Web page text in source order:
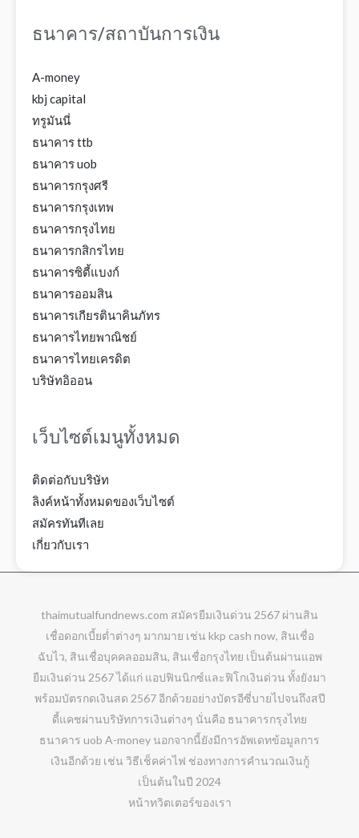
ธนาคาร/สถาบันการเงิน
A-money
kbj capital
ทรูมันนี่
ธนาคาร ttb
ธนาคาร uob
ธนาคารกรุงศรี
ธนาคารกรุงเทพ
ธนาคารกรุงไทย
ธนาคารกสิกรไทย
ธนาคารซิตี้แบงก์
ธนาคารออมสิน
ธนาคารเกียรตินาคินภัทร
ธนาคารไทยพาณิชย์
ธนาคารไทยเครดิต
บริษัทอิออน
เว็บไซต์เมนูทั้งหมด
ติดต่อกับบริษัท
ลิงค์หน้าทั้งหมดของเว็บไซต์
สมัครทันทีเลย
เกี่ยวกับเรา
thaimutualfundnews.com สมัครยืมเงินด่วน 2567 ผ่านสิน
เชื่อดอกเบี้ยต่ำต่างๆ มากมาย เช่น kkp cash now, สินเชื่อ
ฉับไว, สินเชื่อบุคคลออมสิน, สินเชื่อกรุงไทย เป็นต้นผ่านแอพ
ยืมเงินด่วน 2567 ได้แก่ แอปฟินนิกซ์และฟิโกเงินด่วน ทั้งยังมา
พร้อมบัตรกดเงินสด 2567 อีกด้วยอย่างบัตรอีซี่บายไปจนถึงสปี
ดี้แคชผ่านบริษัทการเงินต่างๆ นั่นคือ ธนาคารกรุงไทย
ธนาคาร uob A-money นอกจากนี้ยังมีการอัพเดทข้อมูลการ
เงินอีกด้วย เช่น วิธีเช็คค่าไฟ ช่องทางการคำนวณเงินกู้
เป็นต้นในปี 2024
หน้าทวิตเตอร์ของเรา